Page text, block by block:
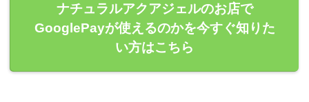
ナチュラルアクアジェルのお店で
GooglePayが使えるのかを今すぐ知りた
い方はこちら